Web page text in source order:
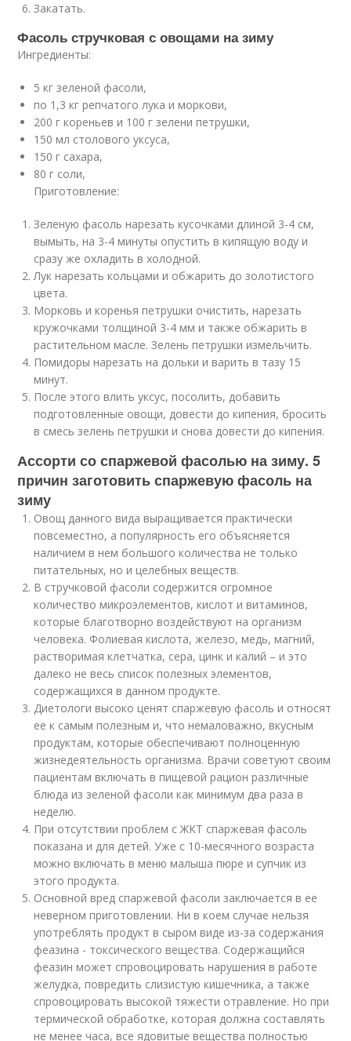
Закатать.
Фасоль стручковая с овощами на зиму
Ингредиенты:
5 кг зеленой фасоли,
по 1,3 кг репчатого лука и моркови,
200 г кореньев и 100 г зелени петрушки,
150 мл столового уксуса,
150 г сахара,
80 г соли,
Приготовление:
Зеленую фасоль нарезать кусочками длиной 3-4 см,
вымыть, на 3-4 минуты опустить в кипящую воду и
сразу же охладить в холодной.
Лук нарезать кольцами и обжарить до золотистого
цвета.
Морковь и коренья петрушки очистить, нарезать
кружочками толщиной 3-4 мм и также обжарить в
растительном масле. Зелень петрушки измельчить.
Помидоры нарезать на дольки и варить в тазу 15
минут.
После этого влить уксус, посолить, добавить
подготовленные овощи, довести до кипения, бросить
в смесь зелень петрушки и снова довести до кипения.
Ассорти со спаржевой фасолью на зиму. 5
причин заготовить спаржевую фасоль на
зиму
Овощ данного вида выращивается практически
повсеместно, а популярность его объясняется
наличием в нем большого количества не только
питательных, но и целебных веществ.
В стручковой фасоли содержится огромное
количество микроэлементов, кислот и витаминов,
которые благотворно воздействуют на организм
человека. Фолиевая кислота, железо, медь, магний,
растворимая клетчатка, сера, цинк и калий – и это
далеко не весь список полезных элементов,
содержащихся в данном продукте.
Диетологи высоко ценят спаржевую фасоль и относят
ее к самым полезным и, что немаловажно, вкусным
продуктам, которые обеспечивают полноценную
жизнедеятельность организма. Врачи советуют своим
пациентам включать в пищевой рацион различные
блюда из зеленой фасоли как минимум два раза в
неделю.
При отсутствии проблем с ЖКТ спаржевая фасоль
показана и для детей. Уже с 10-месячного возраста
можно включать в меню малыша пюре и супчик из
этого продукта.
Основной вред спаржевой фасоли заключается в ее
неверном приготовлении. Ни в коем случае нельзя
употреблять продукт в сыром виде из-за содержания
феазина - токсического вещества. Содержащийся
феазин может спровоцировать нарушения в работе
желудка, повредить слизистую кишечника, а также
спровоцировать высокой тяжести отравление. Но при
термической обработке, которая должна составлять
не менее часа, все ядовитые вещества полностью